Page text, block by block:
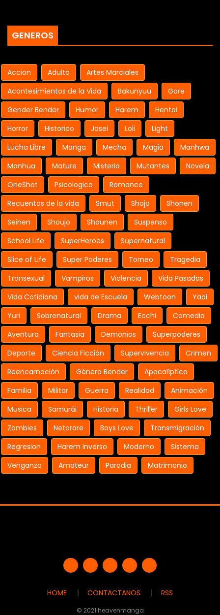
GENEROS
Accion Adulto
Artes Marciales
Acontesimientos de la Vida
Bakunyuu
Gore
Gender Bender
Humor Harem
Hentai
Horror
Historico Josei Loli
Light
Lucha Libre
Manga Mecha Magia
Manhwa
Manhua
Mature Misterio Mutantes
Novela
OneShot
Psicologico
Romance
Recuentos de la vida
Smut Shojo
Shonen
Seinen
Shoujo Shounen
Suspenso
School Life
SuperHeroes
Supernatural
Slice of Life
Super Poderes Torneo
Tragedia
Transexual
Vampiros Violencia
Vida Pasadas
Vida Cotidiana
vida de Escuela Webtoon
Yaoi
Yuri
Sobrenatural Drama Ecchi
Comedia
Aventura
Fantasia Demonios
Superpoderes
Deporte
Ciencia Ficción Supervivencia
Crimen
Reencarnación
Género Bender
Apocalíptico
Familia
Militar Guerra Realidad
Animación
Musica
Samurái Historia Thriller
Girls Love
Zombies
Netorare Boys Love
Transmigración
Regresion
Harem Inverso Moderno
Sistema
Venganza
Amateur Parodia Matrimonio
HOME CONTACTANOS RSS
© 2021 heavenmanga